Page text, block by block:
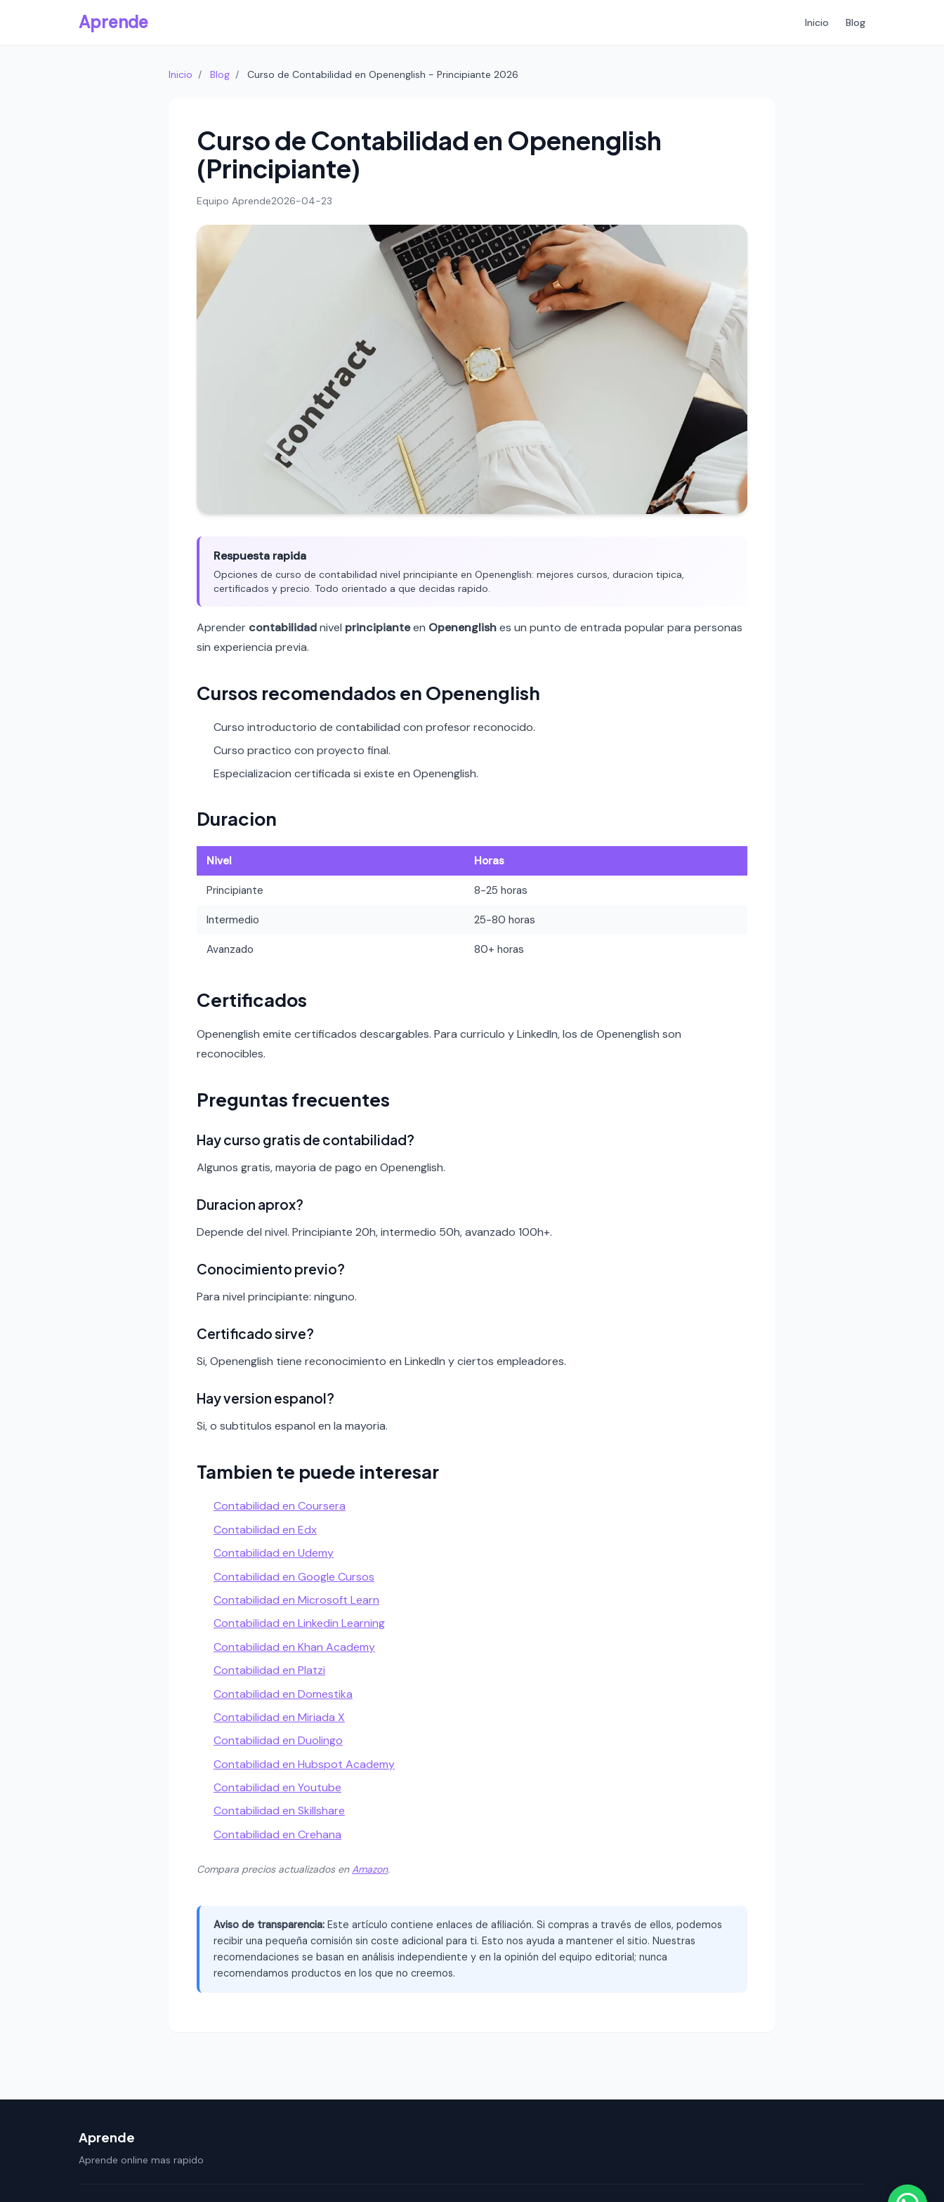
Aprende Inicio Blog
Inicio / Blog / Curso de Contabilidad en Openenglish - Principiante 2026
Curso de Contabilidad en Openenglish
(Principiante)
Equipo Aprende2026-04-23
Respuesta rapida
Opciones de curso de contabilidad nivel principiante en Openenglish: mejores cursos, duracion tipica,
certificados y precio. Todo orientado a que decidas rapido.
Aprender contabilidadnivel principianteen Openenglishes un punto de entrada popular para personas
sin experiencia previa.
Cursos recomendados en Openenglish
Curso introductorio de contabilidad con profesor reconocido.
Curso practico con proyecto final.
Especializacion certificada si existe en Openenglish.
Duracion
Nivel Horas
Principiante 8-25 horas
Intermedio 25-80 horas
Avanzado 80+ horas
Certificados
Openenglish emite certificados descargables. Para curriculo y LinkedIn, los de Openenglish son
reconocibles.
Preguntas frecuentes
Hay curso gratis de contabilidad?
Algunos gratis, mayoria de pago en Openenglish.
Duracion aprox?
Depende del nivel. Principiante 20h, intermedio 50h, avanzado 100h+.
Conocimiento previo?
Para nivel principiante: ninguno.
Certificado sirve?
Si, Openenglish tiene reconocimiento en LinkedIn y ciertos empleadores.
Hay version espanol?
Si, o subtitulos espanol en la mayoria.
Tambien te puede interesar
Contabilidad en Coursera
Contabilidad en Edx
Contabilidad en Udemy
Contabilidad en Google Cursos
Contabilidad en Microsoft Learn
Contabilidad en Linkedin Learning
Contabilidad en Khan Academy
Contabilidad en Platzi
Contabilidad en Domestika
Contabilidad en Miriada X
Contabilidad en Duolingo
Contabilidad en Hubspot Academy
Contabilidad en Youtube
Contabilidad en Skillshare
Contabilidad en Crehana
Compara precios actualizados enAmazon.
Aviso de transparencia: Este artículo contiene enlaces de afiliación. Si compras a través de ellos, podemos
recibir una pequeña comisión sin coste adicional para ti. Esto nos ayuda a mantener el sitio. Nuestras
recomendaciones se basan en análisis independiente y en la opinión del equipo editorial; nunca
recomendamos productos en los que no creemos.
Aprende
Aprende online mas rapido